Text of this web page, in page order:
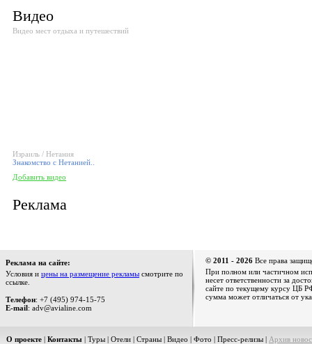
Видео
Видео мест отдыха и путешествий
Израиль / Нетания
Знакомство с Нетанией..
Добавить видео
Реклама
Реклама на сайте:
Условия и цены на размещение рекламы смотрите по
ссылке.
Телефон: +7 (495) 974-15-75
E-mail: adv@avialine.com
© 2011 - 2026 Все права
При полном или частичном
несет ответственности за
сайте по текущему курсу ЦБ
сумма может отличаться от
О проекте | Контакты | Туры | Отели | Страны | Видео | Фото | Пресс-релизы | Архив